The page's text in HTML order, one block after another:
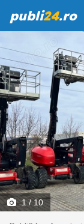
publi24.ro
1/ 10